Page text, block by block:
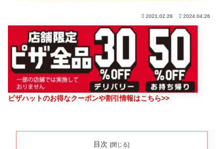
2021.02.28 2024.04.26
ピザハットのお得なクーポンや割引情報はこちら>>
目次